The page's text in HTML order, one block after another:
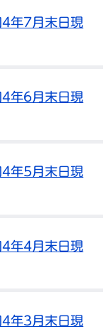
4年7月末日現
4年6月末日現
4年5月末日現
4年4月末日現
4年3月末日現